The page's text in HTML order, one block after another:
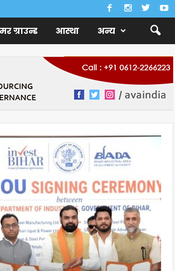
ग्राउन्ड आस्था अन्य